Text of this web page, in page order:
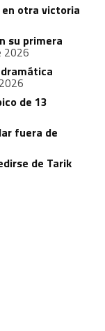
en otra victoria
su primera
2026
de 13
fuera de
de Tarik